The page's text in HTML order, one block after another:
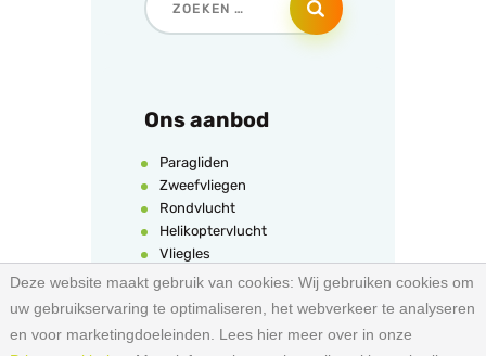
Ons aanbod
Paragliden
Zweefvliegen
Rondvlucht
Helikoptervlucht
Vliegles
Ballonvaren
Deltavliegen
Indoor Skydive
Deze website maakt gebruik van cookies: Wij gebruiken cookies om
uw gebruikservaring te optimaliseren, het webverkeer te analyseren
en voor marketingdoeleinden. Lees hier meer over in onze